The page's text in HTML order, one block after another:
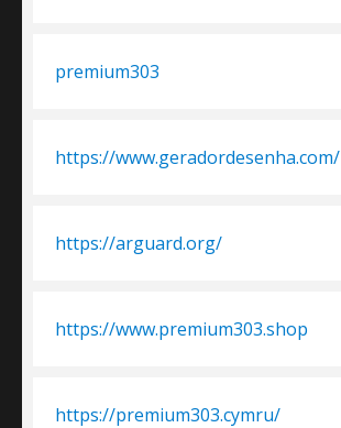
premium303
https://www.geradordesenha.com/
https://arguard.org/
https://www.premium303.shop
https://premium303.cymru/